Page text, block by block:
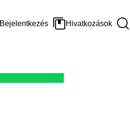
Bejelentkezés Hivatkozások